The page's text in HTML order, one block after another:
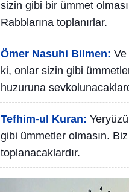
sizin gibi bir ümmet
Rabblarına toplanırlar.
Ömer Nasuhi Bilmen:
ki, onlar sizin gibi
huzuruna
Tefhim-ul Kuran:
gibi ümmetler olmasın.
toplanacaklardır.